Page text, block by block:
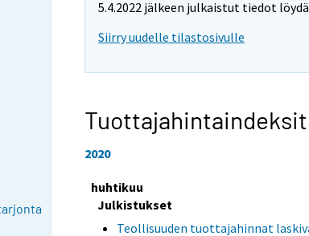
5.4.2022 jälkeen julkaistut tiedot
Siirry uudelle tilastosivulle
2020
huhtikuu
Julkistukset
Teollisuuden tuottajahinnat